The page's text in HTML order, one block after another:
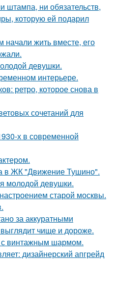
штампа, ни обязательств,
которую ей подарил
жить вместе, его
девушки.
интерьере.
ретро, которое снова в
сочетаний для
х в современной
в ЖК "Движение Тушино".
молодой девушки.
старой москвы.
за аккуратными
чище и дороже.
с винтажным шармом.
дизайнерский апгрейд